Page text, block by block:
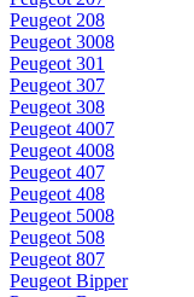
Peugeot 208
Peugeot 3008
Peugeot 301
Peugeot 307
Peugeot 308
Peugeot 4007
Peugeot 4008
Peugeot 407
Peugeot 408
Peugeot 5008
Peugeot 508
Peugeot 807
Peugeot Bipper